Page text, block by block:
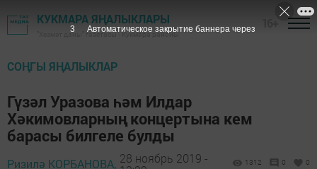
КУКМАРА ЯҢАЛЫКЛАРЫ
"Хезмәт даны" газетасы - Кукмара районы
СОҢГЫ ЯҢАЛЫКЛАР
Гүзәл Уразова һәм Илдар
Хәкимовларның концертына кем
барасы билгеле булды
Ризилә КОРБАНОВА, 28 ноябрь 2019 -
1312 0 0
1 Автоматическое закрытие баннера через